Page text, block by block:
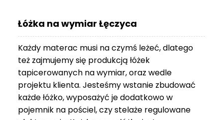
Łóżka na wymiar Łęczyca
Każdy materac musi na czymś leżeć, dlatego
też zajmujemy się produkcją łóżek
tapicerowanych na wymiar, oraz wedle
projektu klienta. Jesteśmy wstanie zbudować
każde łóżko, wyposażyć je dodatkowo w
pojemnik na pościel, czy stelaże regulowane